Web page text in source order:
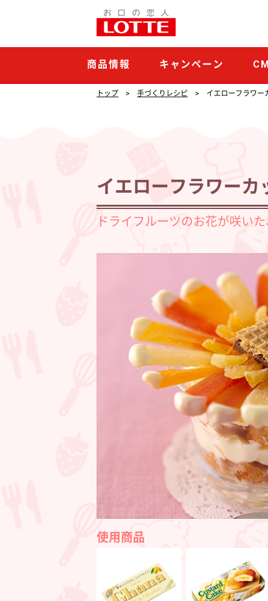
ー
商品情報 キャンペーン
トップ 手づくりレシピ イエローフラワー
イエローフラワーカ
ドライフルーツのお花が咲い
使用商品